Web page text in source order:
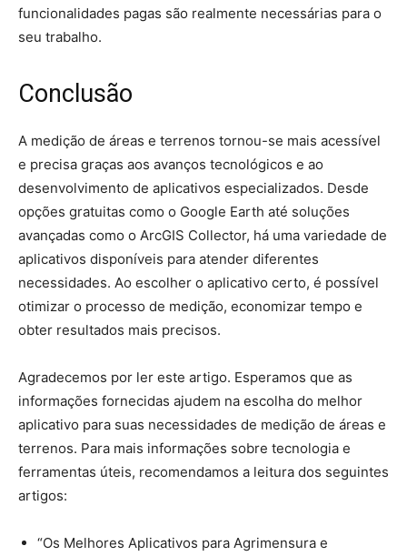
funcionalidades pagas são realmente necessárias para o
seu trabalho.
Conclusão
A medição de áreas e terrenos tornou-se mais acessível
e precisa graças aos avanços tecnológicos e ao
desenvolvimento de aplicativos especializados. Desde
opções gratuitas como o Google Earth até soluções
avançadas como o ArcGIS Collector, há uma variedade de
aplicativos disponíveis para atender diferentes
necessidades. Ao escolher o aplicativo certo, é possível
otimizar o processo de medição, economizar tempo e
obter resultados mais precisos.
Agradecemos por ler este artigo. Esperamos que as
informações fornecidas ajudem na escolha do melhor
aplicativo para suas necessidades de medição de áreas e
terrenos. Para mais informações sobre tecnologia e
ferramentas úteis, recomendamos a leitura dos seguintes
artigos:
“Os Melhores Aplicativos para Agrimensura e